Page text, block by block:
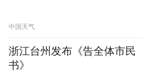
中国天气
浙江台州发布《告全体市民
书》